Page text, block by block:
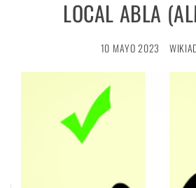
LOCAL ABLA
10 MAYO 2023